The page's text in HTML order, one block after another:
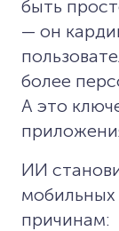
быть
— он
более
А это
ИИ
причинам: